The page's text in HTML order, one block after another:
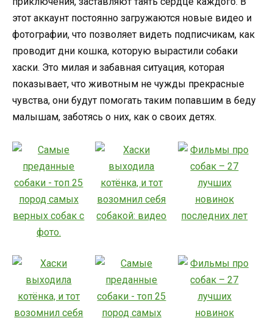
этот аккаунт постоянно загружаются новые видео и
фотографии, что позволяет видеть подписчикам, как
проводит дни кошка, которую вырастили собаки
хаски. Это милая и забавная ситуация, которая
показывает, что животным не чужды прекрасные
чувства, они будут помогать таким попавшим в беду
малышам, заботясь о них, как о своих детях.